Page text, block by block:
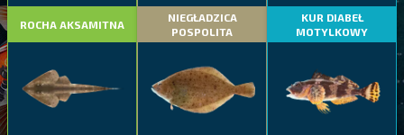
ROCHA AKSAMITNA
NIEGŁADZICA
POSPOLITA
KUR DIABEŁ
MOTYLKOWY